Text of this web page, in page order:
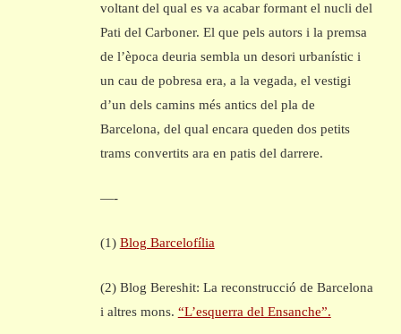
voltant del qual es va acabar formant el nucli del
Pati del Carboner. El que pels autors i la premsa
de l’època deuria sembla un desori urbanístic i
un cau de pobresa era, a la vegada, el vestigi
d’un dels camins més antics del pla de
Barcelona, del qual encara queden dos petits
trams convertits ara en patis del darrere.
—-
(1) Blog Barcelofília
(2) Blog Bereshit: La reconstrucció de Barcelona
i altres mons. “L’esquerra del Ensanche”.